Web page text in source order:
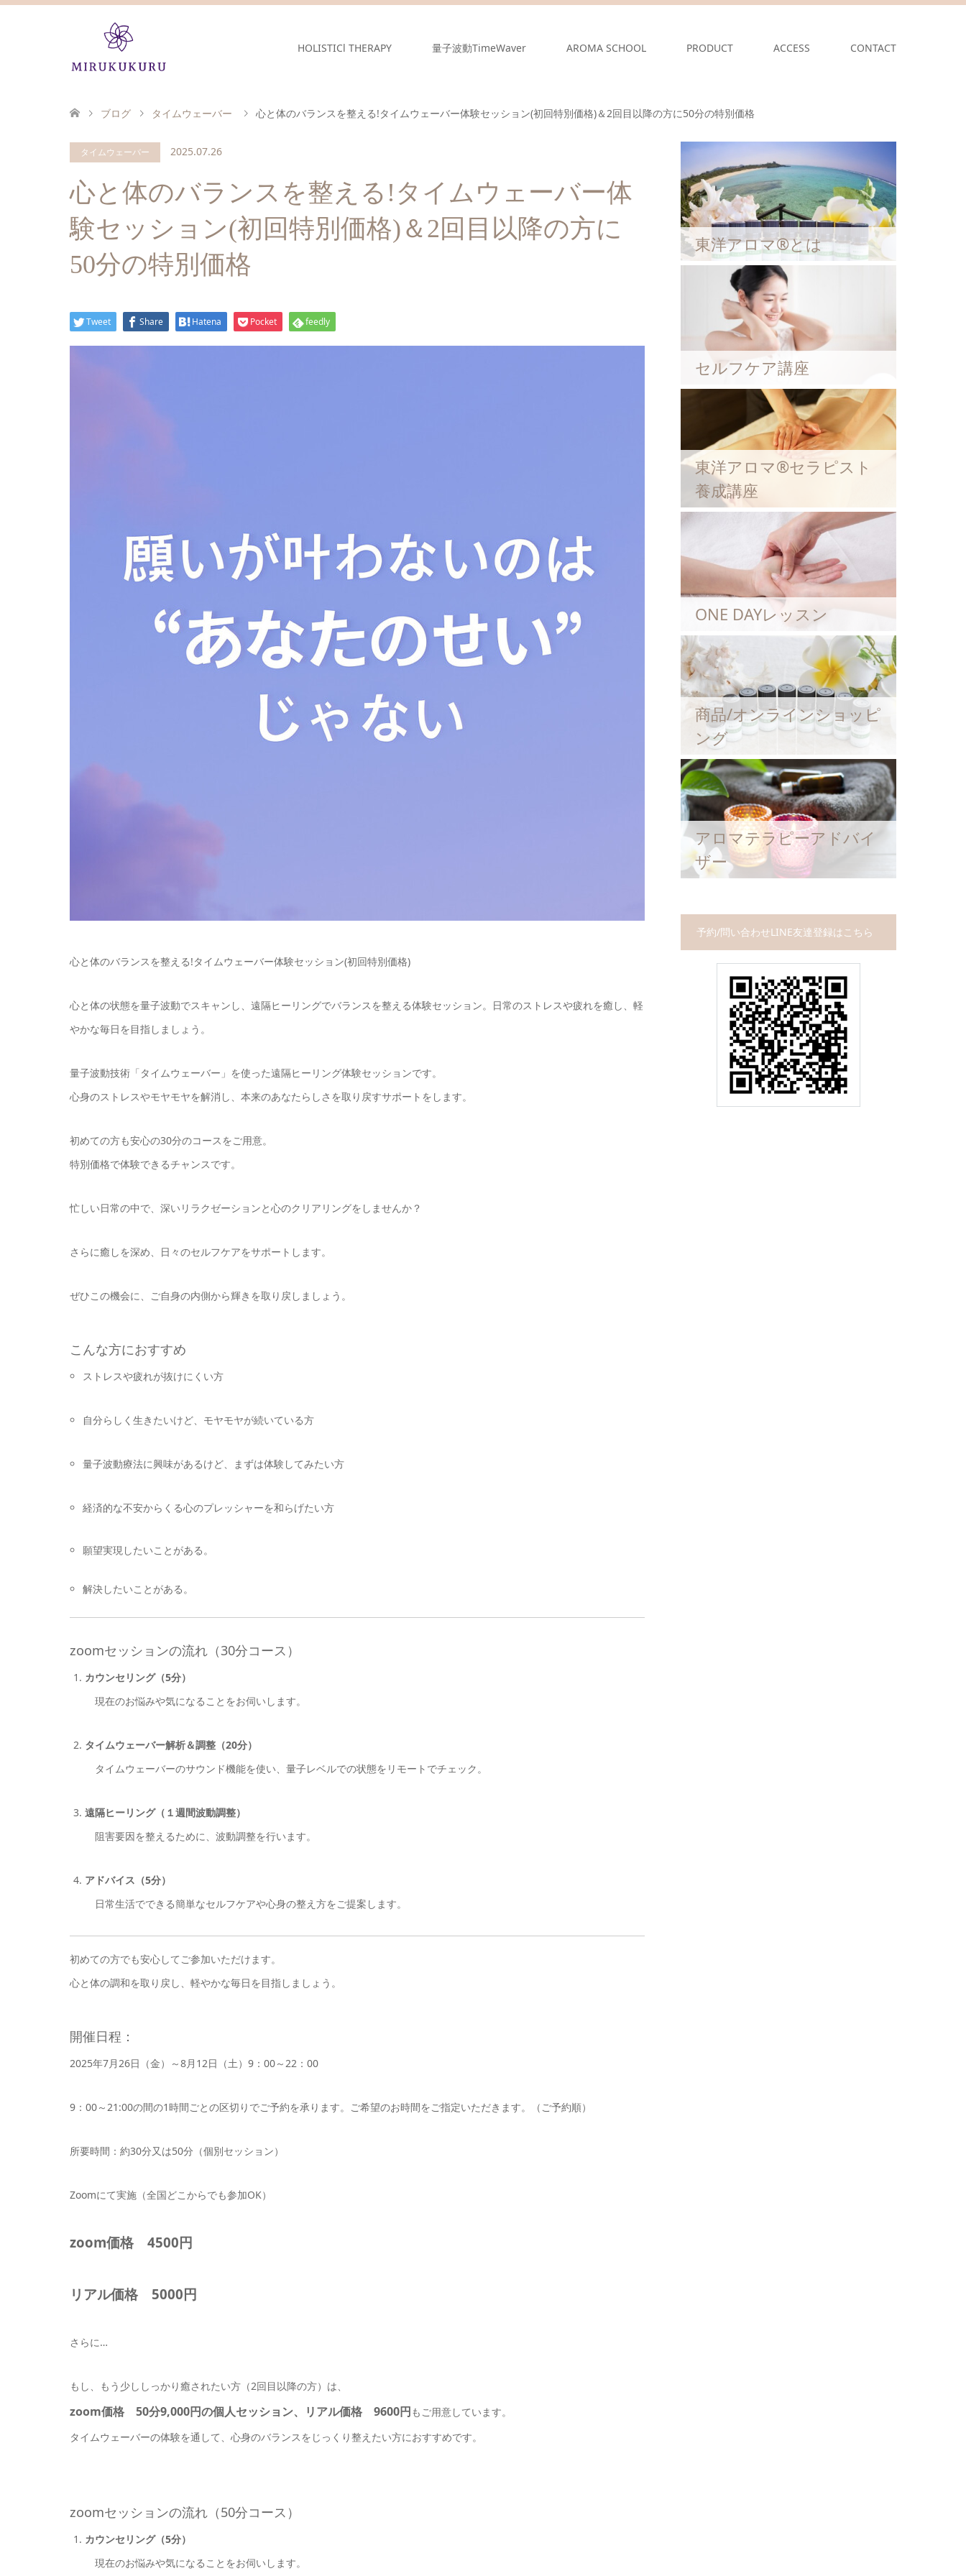
HOLISTICl THERAPY 量子波動TimeWaver AROMA SCHOOL PRODUCT ACCESS CONTACT
ブログ タイムウェーバー 心と体のバランスを整える!タイムウェーバー体験セッション(初回特別価格)＆2回目以降の方に50分の特別価格
タイムウェーバー 2025.07.26
心と体のバランスを整える!タイムウェーバー体
験セッション(初回特別価格)＆2回目以降の方に
50分の特別価格
Tweet Share Hatena Pocket feedly
心と体のバランスを整える!タイムウェーバー体験セッション(初回特別価格)
心と体の状態を量子波動でスキャンし、遠隔ヒーリングでバランスを整える体験セッション。日常のストレスや疲れを癒し、軽
やかな毎日を目指しましょう。
量子波動技術「タイムウェーバー」を使った遠隔ヒーリング体験セッションです。
心身のストレスやモヤモヤを解消し、本来のあなたらしさを取り戻すサポートをします。
初めての方も安心の30分のコースをご用意。
特別価格で体験できるチャンスです。
忙しい日常の中で、深いリラクゼーションと心のクリアリングをしませんか？
さらに癒しを深め、日々のセルフケアをサポートします。
ぜひこの機会に、ご自身の内側から輝きを取り戻しましょう。
こんな方におすすめ
ストレスや疲れが抜けにくい方
自分らしく生きたいけど、モヤモヤが続いている方
量子波動療法に興味があるけど、まずは体験してみたい方
経済的な不安からくる心のプレッシャーを和らげたい方
願望実現したいことがある。
解決したいことがある。
zoomセッションの流れ（30分コース）
カウンセリング（5分）
現在のお悩みや気になることをお伺いします。
タイムウェーバー解析＆調整（20分）
タイムウェーバーのサウンド機能を使い、量子レベルでの状態をリモートでチェック。
遠隔ヒーリング（１週間波動調整）
阻害要因を整えるために、波動調整を行います。
アドバイス（5分）
日常生活でできる簡単なセルフケアや心身の整え方をご提案します。
初めての方でも安心してご参加いただけます。
心と体の調和を取り戻し、軽やかな毎日を目指しましょう。
開催日程：
2025年7月26日（金）～8月12日（土）9：00～22：00
9：00～21:00の間の1時間ごとの区切りでご予約を承ります。ご希望のお時間をご指定いただきます。（ご予約順）
所要時間：約30分又は50分（個別セッション）
Zoomにて実施（全国どこからでも参加OK）
zoom価格 4500円
リアル価格 5000円
さらに…
もし、もう少ししっかり癒されたい方（2回目以降の方）は、
zoom価格 50分9,000円の個人セッション、リアル価格 9600円もご用意しています。
タイムウェーバーの体験を通して、心身のバランスをじっくり整えたい方におすすめです。
zoomセッションの流れ（50分コース）
カウンセリング（5分）
現在のお悩みや気になることをお伺いします。
東洋アロマ®とは
セルフケア講座
東洋アロマ®セラピスト
養成講座
ONE DAYレッスン
商品/オンラインショッピ
ング
アロマテラピーアドバイ
ザー
予約/問い合わせLINE友達登録はこちら